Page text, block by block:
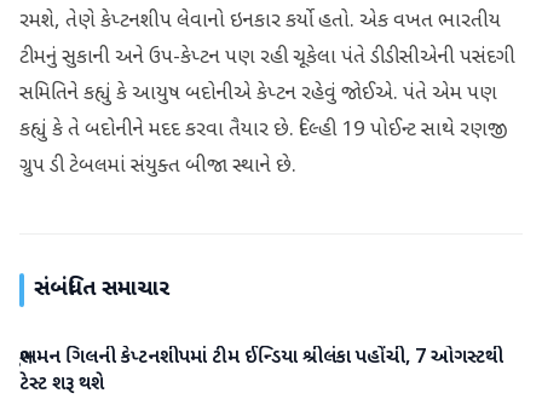
રમશે, તેણે કેપ્ટનશીપ લેવાનો ઇનકાર કર્યો હતો. એક વખત ભારતીય
ટીમનું સુકાની અને ઉપ-કેપ્ટન પણ રહી ચૂકેલા પંતે ડીડીસીએની પસંદગી
સમિતિને કહ્યું કે આયુષ બદોનીએ કેપ્ટન રહેવું જોઈએ. પંતે એમ પણ
કહ્યું કે તે બદોનીને મદદ કરવા તૈયાર છે. દિલ્હી 19 પોઈન્ટ સાથે રણજી
ગ્રુપ ડી ટેબલમાં સંયુક્ત બીજા સ્થાને છે.
સંબંધિત સમાચાર
રમતગમત
શુભમન ગિલની કેપ્ટનશીપમાં ટીમ ઈન્ડિયા શ્રીલંકા પહોંચી, 7 ઓગસ્ટથી
ટેસ્ટ શરૂ થશે